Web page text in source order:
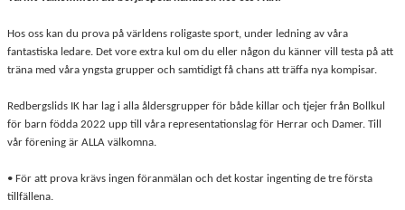
Hos oss kan du prova på världens roligaste sport, under ledning av våra
fantastiska ledare. Det vore extra kul om du eller någon du känner vill testa på att
träna med våra yngsta grupper och samtidigt få chans att träffa nya kompisar.
Redbergslids IK har lag i alla åldersgrupper för både killar och tjejer från Bollkul
för barn födda 2022 upp till våra representationslag för Herrar och Damer. Till
vår förening är ALLA välkomna.
• För att prova krävs ingen föranmälan och det kostar ingenting de tre första
tillfällena.